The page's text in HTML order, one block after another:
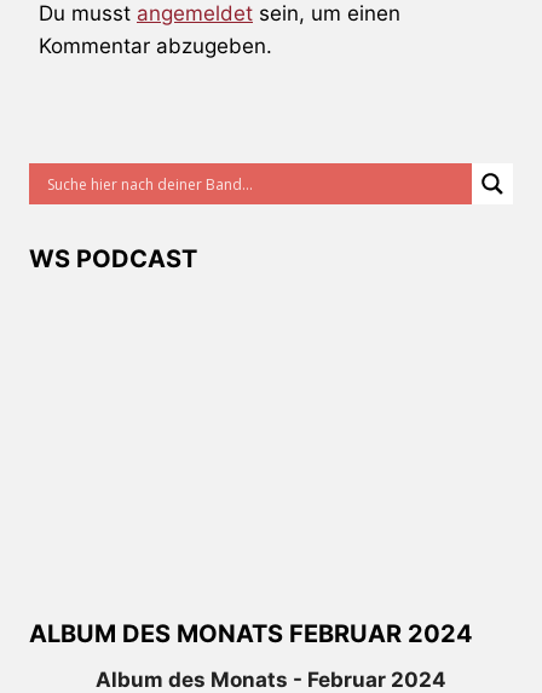
Du musst angemeldet sein, um einen
Kommentar abzugeben.
WS PODCAST
ALBUM DES MONATS FEBRUAR 2024
Album des Monats - Februar 2024